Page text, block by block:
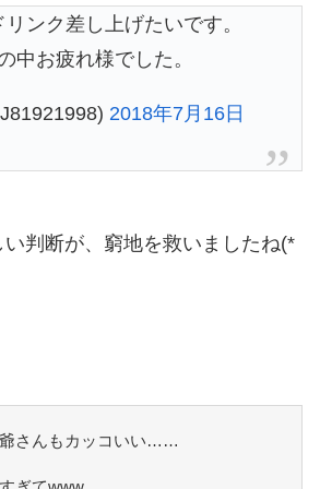
ンク差し上げたいです。
中お疲れ様でした。
2018年7月16日
い判断が、窮地を救いましたね(*
さんもカッコいい……